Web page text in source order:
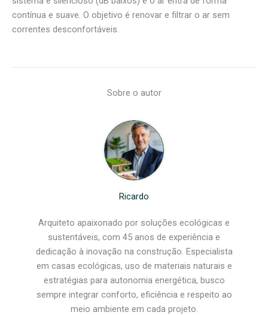
contínua e suave. O objetivo é renovar e filtrar o ar sem
correntes desconfortáveis.
Sobre o autor
Ricardo
Arquiteto apaixonado por soluções ecológicas e
sustentáveis, com 45 anos de experiência e
dedicação à inovação na construção. Especialista
em casas ecológicas, uso de materiais naturais e
estratégias para autonomia energética, busco
sempre integrar conforto, eficiência e respeito ao
meio ambiente em cada projeto.